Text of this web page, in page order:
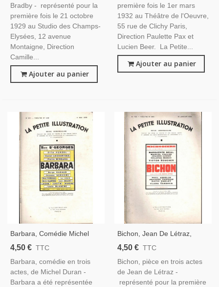
Bradby - représenté pour la
première fois le 21 octobre
1929 au Studio des Champs-
Elysées, 12 avenue
Montaigne, Direction
Camille...
Ajouter au panier
première fois le 1er mars
1932 au Théâtre de l'Oeuvre,
55 rue de Clichy Paris,
Direction Paulette Pax et
Lucien Beer. La Petite...
Ajouter au panier
Barbara, Comédie Michel
Duran 1938, Acteurs Zita
Petite Illustration Théâtre
N°438 14 Mai 1938
4,50 € TTC
Barbara, comédie en trois
actes, de Michel Duran -
Barbara a été représentée
Bichon, Jean De Létraz,
Acteurs Marguerite Deval,
Illustration Théâtre N°383
1936
4,50 € TTC
Bichon, pièce en trois actes
de Jean de Létraz -
représenté pour la première